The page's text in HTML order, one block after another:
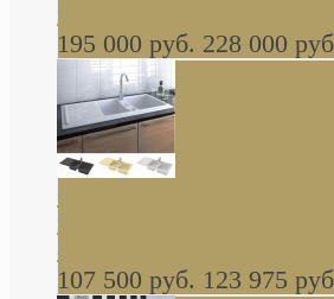
глянцевая платина В
195 000 руб. 228 000
керамическая мойка 1160
серая, черная, бежевая В
107 500 руб. 123 975